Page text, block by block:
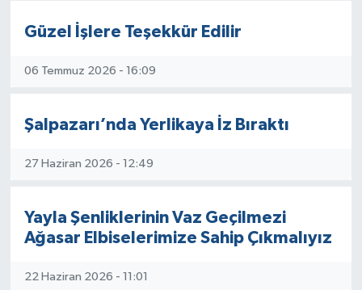
Güzel İşlere Teşekkür Edilir
06 Temmuz 2026 - 16:09
Şalpazarı’nda Yerlikaya İz Bıraktı
27 Haziran 2026 - 12:49
Yayla Şenliklerinin Vaz Geçilmezi
Ağasar Elbiselerimize Sahip Çıkmalıyız
22 Haziran 2026 - 11:01